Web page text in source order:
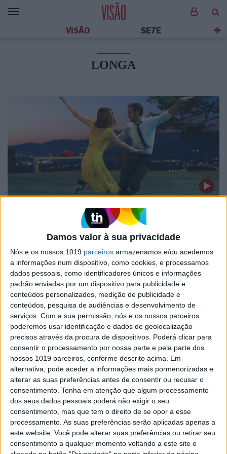
Damos valor à sua privacidade
Nós e os nossos 1019 parceiros armazenamos e/ou acedemos
a informações num dispositivo, como cookies, e processamos
dados pessoais, como identificadores únicos e informações
padrão enviadas por um dispositivo para publicidade e
conteúdos personalizados, medição de publicidade e
conteúdos, pesquisa de audiências e desenvolvimento de
serviços. Com a sua permissão, nós e os nossos parceiros
poderemos usar identificação e dados de geolocalização
precisos através da procura de dispositivos. Poderá clicar para
consentir o processamento por nossa parte e pela parte dos
nossos 1019 parceiros, conforme descrito acima. Em
alternativa, pode aceder a informações mais pormenorizadas e
alterar as suas preferências antes de consentir ou recusar o
consentimento. Tenha em atenção que algum processamento
dos seus dados pessoais poderá não exigir o seu
consentimento, mas que tem o direito de se opor a esse
processamento. As suas preferências serão aplicadas apenas a
este website. Você pode alterar suas preferências ou retirar seu
consentimento a qualquer momento voltando a este site e
VISÃO SE7E
LONGA
Um musical e as suas 14 nomeações
La La Land acumula 14 nomeações. A
"sobrevalorizada" Meryl Streep coleciona a 20ª.
Silêncio, de Martin Scorcese, ficou de fora dos
melhores do ano
SITES DO GRUPO TRUST IN NEWS
Visão Visão Se7e